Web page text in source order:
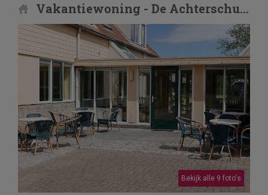
Vakantiewoning - De Achterschuur
Bekijk alle 9 foto's